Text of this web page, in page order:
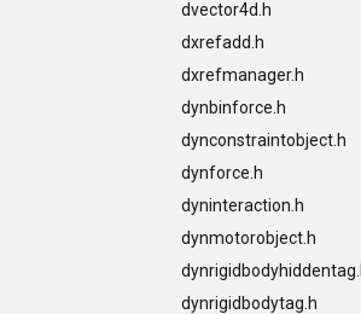
dvector4d.h
dxrefadd.h
dxrefmanager.h
dynbinforce.h
dynconstraintobject.h
dynforce.h
dyninteraction.h
dynmotorobject.h
dynrigidbodyhiddentag.h
dynrigidbodytag.h